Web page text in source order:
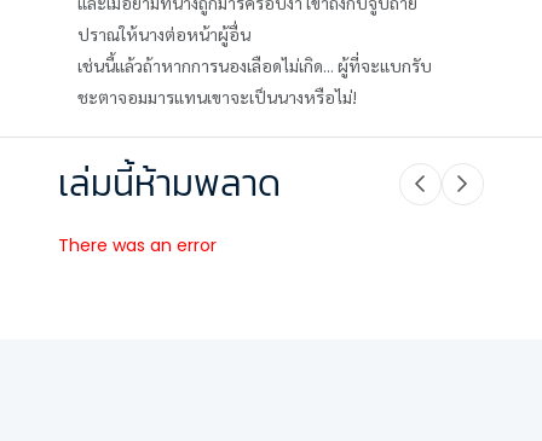
ปราณให้นางต่อหน้าผู้อื่น
เช่นนี้แล้วถ้าหากการนองเลือดไม่เกิด... ผู้ที่จะแบกรับ
ชะตาจอมมารแทนเขาจะเป็นนางหรือไม่!
เล่มนี้ห้ามพลาด
There was an error